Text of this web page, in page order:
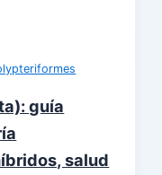
guía
salud